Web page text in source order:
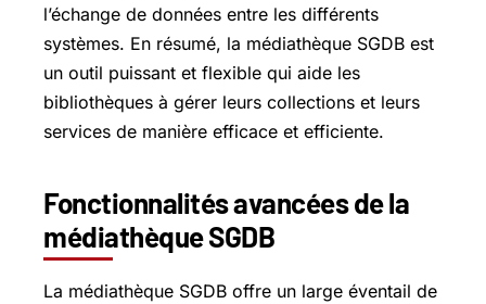
l’échange de données entre les différents
systèmes. En résumé, la médiathèque SGDB est
un outil puissant et flexible qui aide les
bibliothèques à gérer leurs collections et leurs
services de manière efficace et efficiente.
Fonctionnalités avancées de la
médiathèque SGDB
La médiathèque SGDB offre un large éventail de